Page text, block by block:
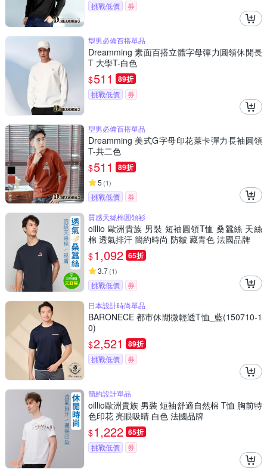
挑戰低價 券
型男必備百搭單品
Dreamming 素面百搭立體字母彈力圓領休閒長
T 大學T-白色
$511 89折
挑戰低價 券
型男必備百搭單品
Dreamming 美式G字母印花萊卡彈力長袖圓領
T-共二色
$511 89折
5 (1)
挑戰低價
券
質感天絲棉圓領衫
oillio 歐洲貴族 男裝 短袖圓領T恤 桑蠶絲 天絲
棉 透氣排汗 簡約時尚 防皺 藏青色 法國品牌
$1,092 65折
3.7(1)
挑戰低價
券
日本設計時尚單品
BARONECE 都市休閒微輕透T恤_藍(150710-1
0)
$2,521 89折
挑戰低價 券
簡約設計單品
oillio歐洲貴族 男裝 短袖舒適自然棉 T恤 胸前特
色印花 亮眼吸睛 白色 法國品牌
$1,222 65折
挑戰低價 券